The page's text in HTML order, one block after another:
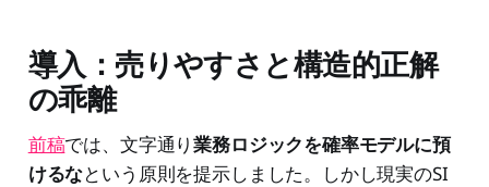
導入：売りやすさと構造的正解
の乖離
前稿では、文字通り業務ロジックを確率モデルに預
けるなという原則を提示しました。しかし現実のSI